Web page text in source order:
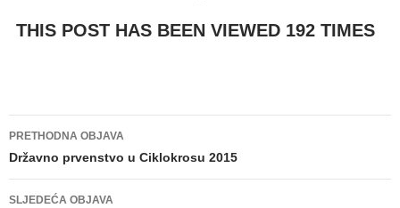
THIS POST HAS BEEN VIEWED 192 TIMES
Navigacija
objava
PRETHODNA OBJAVA
Državno prvenstvo u Ciklokrosu 2015
SLJEDEĆA OBJAVA